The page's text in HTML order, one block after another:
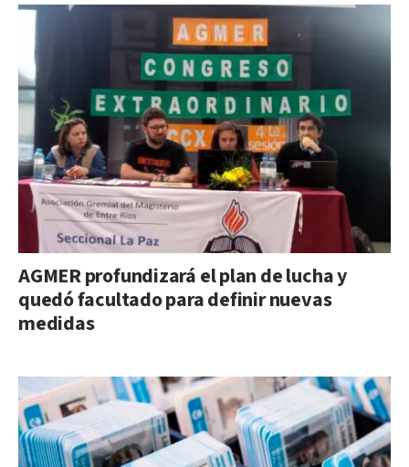
AGMER profundizará el plan de lucha y
quedó facultado para definir nuevas
medidas